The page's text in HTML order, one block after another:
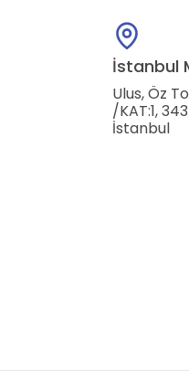
İstanbul
Ulus, Öz
/KAT:1,
İstanbul